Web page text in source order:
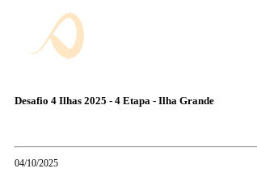
Desafio 4 Ilhas 2025 - 4 Etapa - Ilha Grande
04/10/2025